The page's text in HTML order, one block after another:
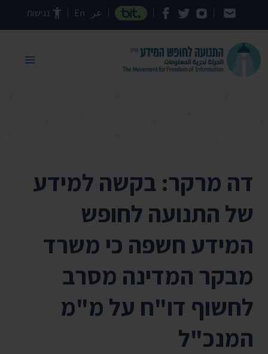
דילוג לתוכן העמוד عر En נגישות
דה מרקר: בקשה למידע
של התנועה לחופש
המידע חשפה כי משרד
מבקר המדינה מסרב
לחשוף דו"ח על מ"מ
המנכ"ל